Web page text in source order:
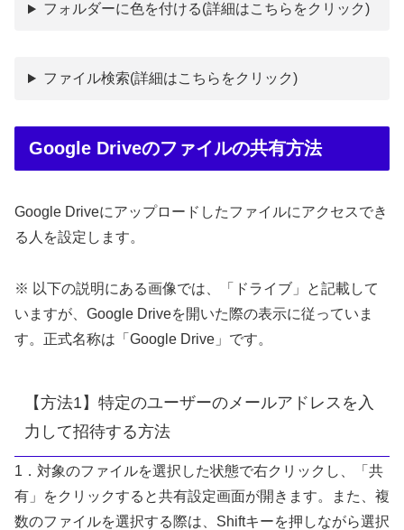
フォルダーに色を付ける(詳細はこちらをクリック)
ファイル検索(詳細はこちらをクリック)
Google Driveのファイルの共有方法
Google Driveにアップロードしたファイルにアクセスでき
る人を設定します。
※ 以下の説明にある画像では、「ドライブ」と記載して
いますが、Google Driveを開いた際の表示に従っていま
す。正式名称は「Google Drive」です。
【方法1】特定のユーザーのメールアドレスを入
力して招待する方法
1．対象のファイルを選択した状態で右クリックし、「共
有」をクリックすると共有設定画面が開きます。また、複
数のファイルを選択する際は、Shiftキーを押しながら選択